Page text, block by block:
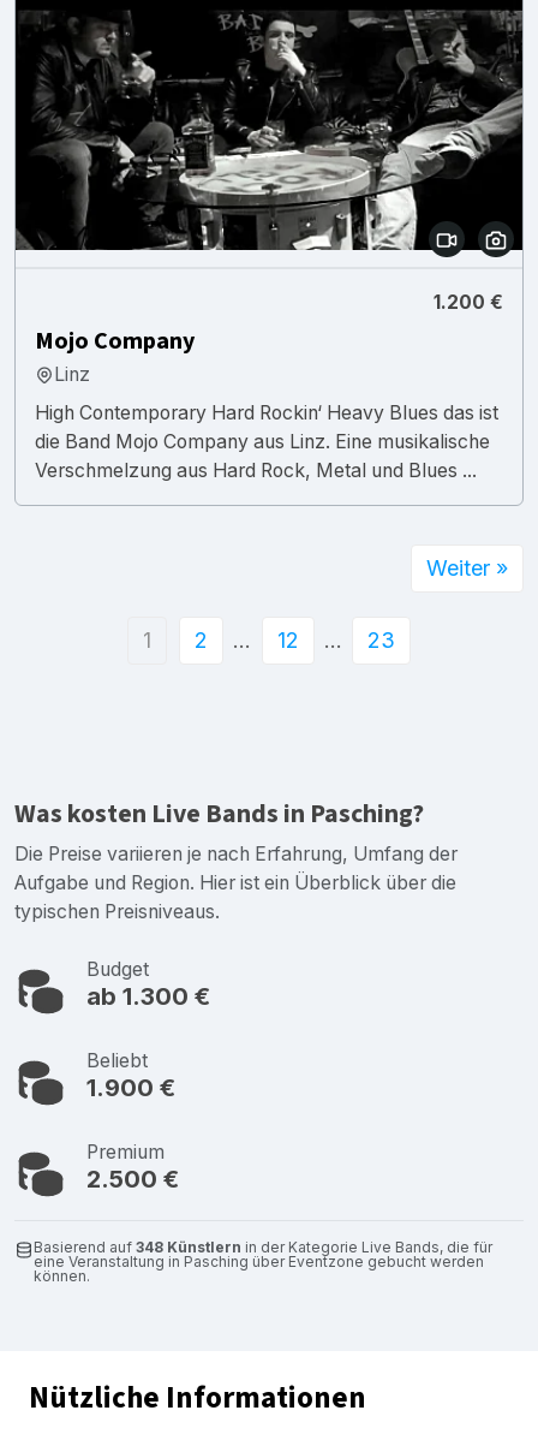
1.200 €
Mojo Company
Linz
High Contemporary Hard Rockin‘ Heavy Blues das ist
die Band Mojo Company aus Linz. Eine musikalische
Verschmelzung aus Hard Rock, Metal und Blues ...
1 2 … 12 … 23
Weiter »
Was kosten Live Bands in Pasching?
Die Preise variieren je nach Erfahrung, Umfang der
Aufgabe und Region. Hier ist ein Überblick über die
typischen Preisniveaus.
Budget
ab 1.300 €
Beliebt
1.900 €
Premium
2.500 €
Basierend auf 348 Künstlern in der Kategorie Live Bands, die für
eine Veranstaltung in Pasching über Eventzone gebucht werden
können.
Nützliche Informationen